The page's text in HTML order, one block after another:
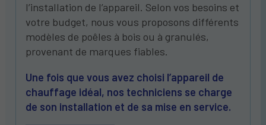
l’installation de l’appareil. Selon vos besoins et
votre budget, nous vous proposons différents
modèles de poêles à bois ou à granulés,
provenant de marques fiables.
Une fois que vous avez choisi l’appareil de
chauffage idéal, nos techniciens se charge
de son installation et de sa mise en service.